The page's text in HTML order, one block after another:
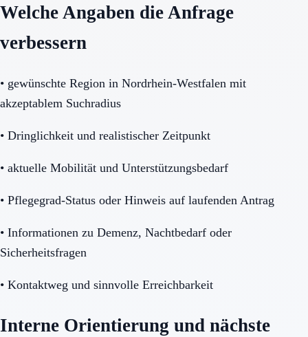
Welche Angaben die Anfrage
verbessern
• gewünschte Region in Nordrhein-Westfalen mit
akzeptablem Suchradius
• Dringlichkeit und realistischer Zeitpunkt
• aktuelle Mobilität und Unterstützungsbedarf
• Pflegegrad-Status oder Hinweis auf laufenden Antrag
• Informationen zu Demenz, Nachtbedarf oder
Sicherheitsfragen
• Kontaktweg und sinnvolle Erreichbarkeit
Interne Orientierung und nächste